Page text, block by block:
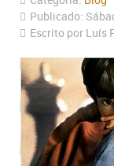
Publicado:
Escrito por Luís